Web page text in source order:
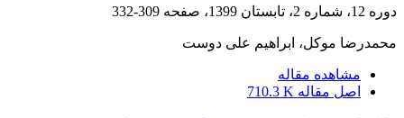
دوره 12، شماره 2، تابستان 1399، صفحه 309-332
محمدرضا موکل، ابراهیم علی دوست
مشاهده مقاله
اصل مقاله 710.3 K